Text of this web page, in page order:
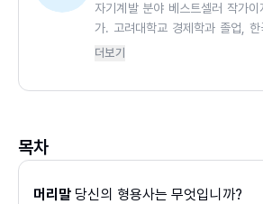
람이어서가 아니라 내심 자신의 꿈을 ‘
것으로 생각했기 때문이다. 어떤 직업을
은 어른은 될 수 있으니 굳이 좌절할 필요
다. 혹은 지금 성공한 사람은 앞으로도 계
실패한 사람은 영원한 실패자가 될 것처
나 애초에 한 번의 실패가 영원할 리 없으
자기계발 분야 베스트셀러 작가
가. 고려대학교 경제학과 졸업, 한
서 인적 자원 석사 학위를 취득했
한국과학기술원, 국방부 등의 공
년간 도전했으나 실패했으며, 능
더보기
목차
머리말 당신의 형용사는 무엇입니까?